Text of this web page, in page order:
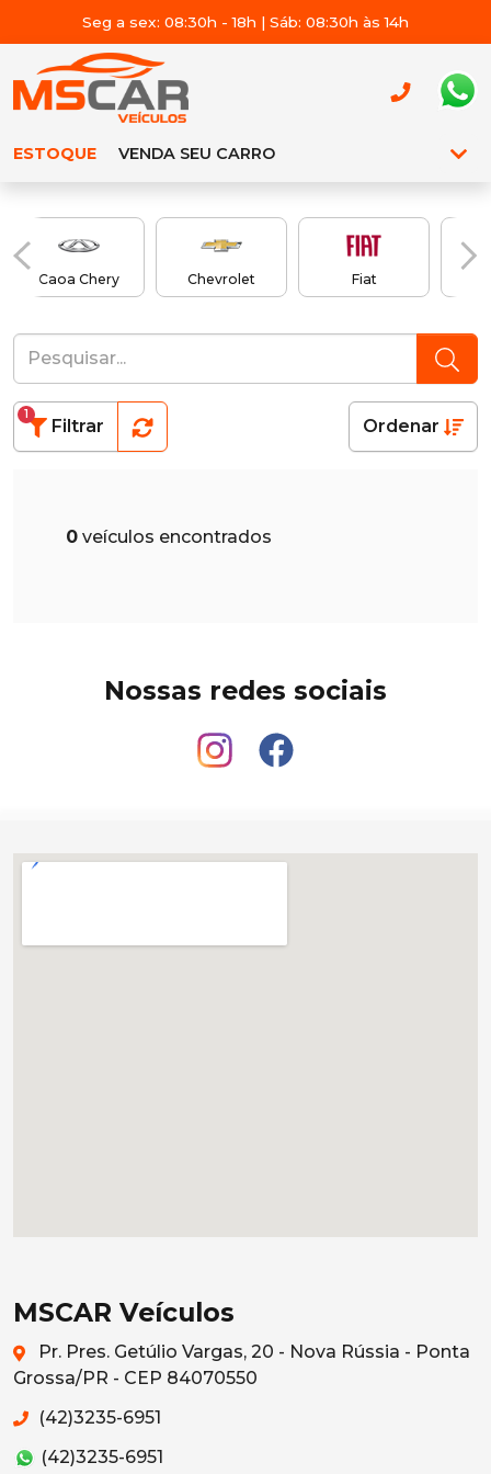
Seg a sex: 08:30h - 18h | Sáb: 08:30h às 14h
ESTOQUE VENDA SEU CARRO
Caoa Chery Chevrolet Fiat
Filtrar
1
Ordenar
0 veículos encontrados
Nossas redes sociais
MSCAR Veículos
Pr. Pres. Getúlio Vargas, 20 - Nova Rússia - Ponta
Grossa/PR - CEP 84070550
(42)3235-6951
(42)3235-6951